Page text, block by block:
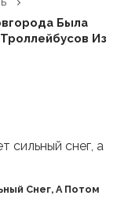
Была
Из
Снег, А Потом